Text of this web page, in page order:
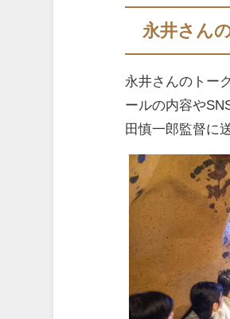
永井さん
永井さんのトー
ールの内容や
田慎一郎監督に